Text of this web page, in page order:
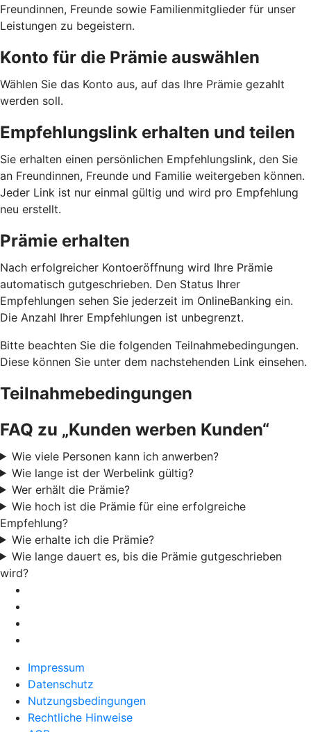
Freundinnen, Freunde sowie Familienmitglieder für unser
Leistungen zu begeistern.
Konto für die Prämie auswählen
Wählen Sie das Konto aus, auf das Ihre Prämie gezahlt
werden soll.
Empfehlungslink erhalten und teilen
Sie erhalten einen persönlichen Empfehlungslink, den Sie
an Freundinnen, Freunde und Familie weitergeben können.
Jeder Link ist nur einmal gültig und wird pro Empfehlung
neu erstellt.
Prämie erhalten
Nach erfolgreicher Kontoeröffnung wird Ihre Prämie
automatisch gutgeschrieben. Den Status Ihrer
Empfehlungen sehen Sie jederzeit im OnlineBanking ein.
Die Anzahl Ihrer Empfehlungen ist unbegrenzt.
Bitte beachten Sie die folgenden Teilnahmebedingungen.
Diese können Sie unter dem nachstehenden Link einsehen.
Teilnahmebedingungen
FAQ zu „Kunden werben Kunden“
Wie viele Personen kann ich anwerben?
Wie lange ist der Werbelink gültig?
Wer erhält die Prämie?
Wie hoch ist die Prämie für eine erfolgreiche
Empfehlung?
Wie erhalte ich die Prämie?
Wie lange dauert es, bis die Prämie gutgeschrieben
wird?
Impressum
Datenschutz
Nutzungsbedingungen
Rechtliche Hinweise